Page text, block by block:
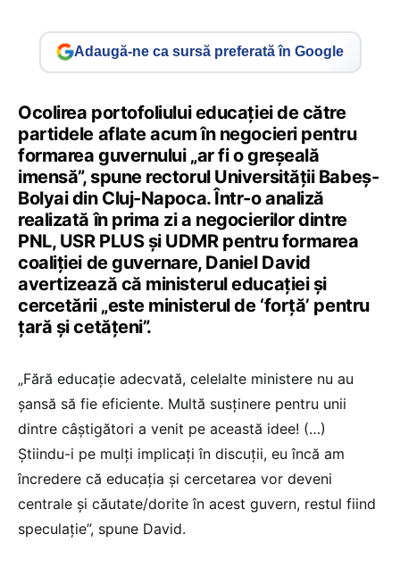
Adaugă-ne ca sursă preferată în Google
Ocolirea portofoliului educației de către
partidele aflate acum în negocieri pentru
formarea guvernului „ar fi o greșeală
imensă”, spune rectorul Universității Babeș-
Bolyai din Cluj-Napoca. Într-o analiză
realizată în prima zi a negocierilor dintre
PNL, USR PLUS și UDMR pentru formarea
coaliției de guvernare, Daniel David
avertizează că ministerul educației și
cercetării „este ministerul de ‘forță’ pentru
țară și cetățeni”.
„Fără educație adecvată, celelalte ministere nu au
șansă să fie eficiente. Multă susținere pentru unii
dintre câștigători a venit pe această idee! (…)
Știindu-i pe mulți implicați în discuții, eu încă am
încredere că educația și cercetarea vor deveni
centrale și căutate/dorite în acest guvern, restul fiind
speculație”, spune David.